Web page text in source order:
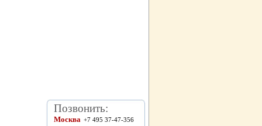
Позвонить:
Москва +7 495 37-47-356